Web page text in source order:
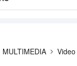
MULTIMEDIA Video